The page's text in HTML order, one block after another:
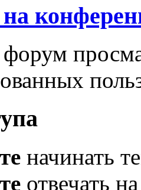
форум
начинать
отвечать